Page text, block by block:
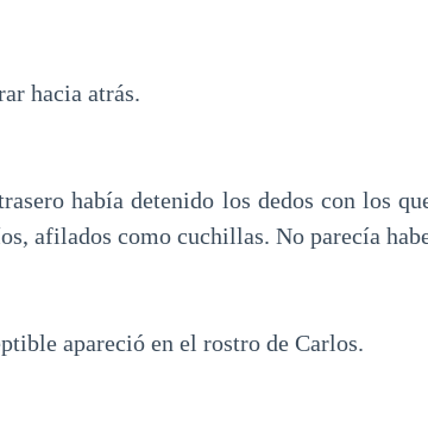
hacia atrás.
había detenido los dedos con los
afilados como cuchillas. No parecía
apareció en el rostro de Carlos.